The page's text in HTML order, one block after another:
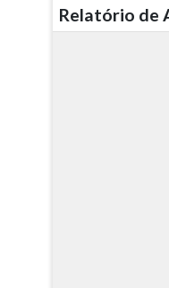
Relatório de